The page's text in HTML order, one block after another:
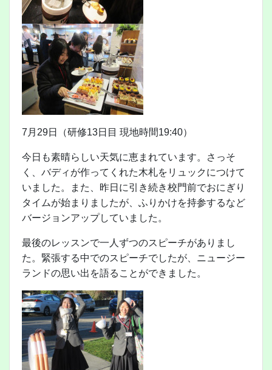
7月29日（研修13日目 現地時間19:40）
今日も素晴らしい天気に恵まれています。さっそ
く、バディが作ってくれた木札をリュックにつけて
いました。また、昨日に引き続き校門前でおにぎり
タイムが始まりましたが、ふりかけを持参するなど
バージョンアップしていました。
最後のレッスンで一人ずつのスピーチがありまし
た。緊張する中でのスピーチでしたが、ニュージー
ランドの思い出を語ることができました。